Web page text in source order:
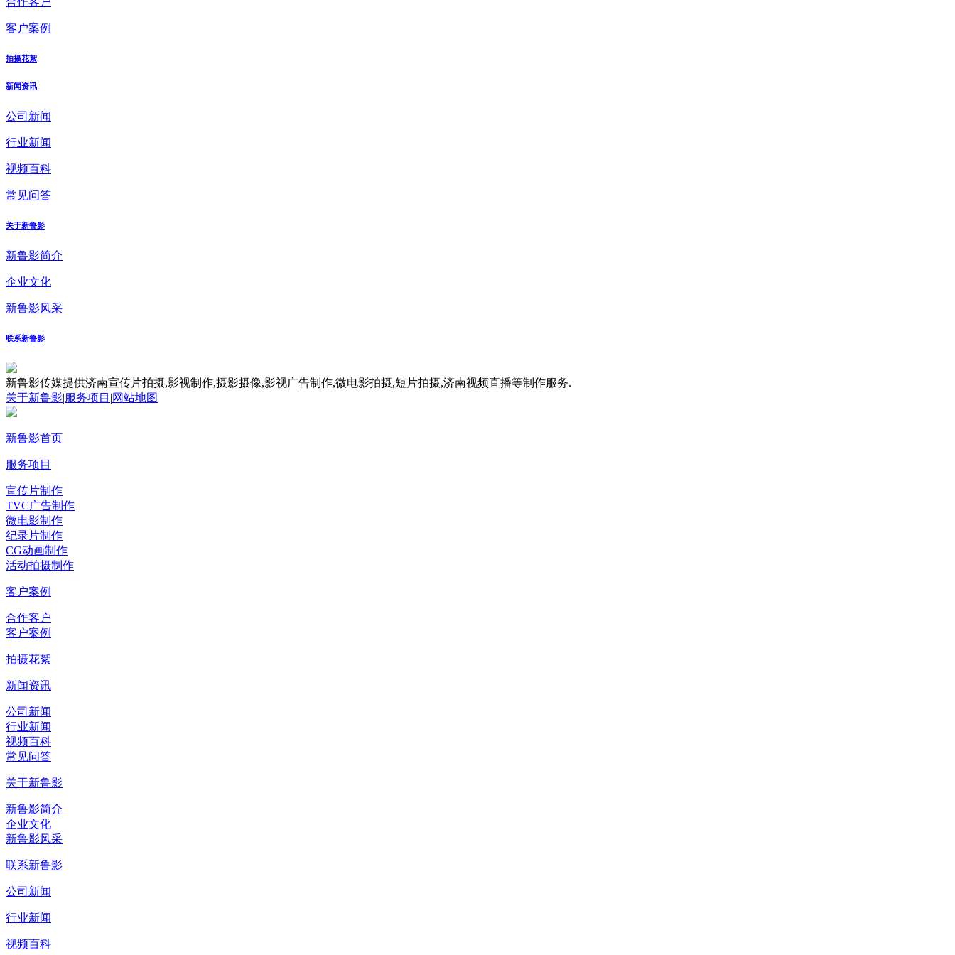
客户案例
拍摄花絮
新闻资讯
公司新闻
行业新闻
视频百科
常见问答
关于新鲁影
新鲁影简介
企业文化
新鲁影风采
联系新鲁影
新鲁影传媒提供济南宣传片拍摄,影视制作,摄影摄像,影视广告制作,微电影拍摄,短片拍摄,济南视频直播等制作服务.
关于新鲁影|服务项目 |网站地图
新鲁影首页
服务项目
宣传片制作
TVC广告制作
微电影制作
纪录片制作
CG动画制作
活动拍摄制作
客户案例
合作客户
客户案例
拍摄花絮
新闻资讯
公司新闻
行业新闻
视频百科
常见问答
关于新鲁影
新鲁影简介
企业文化
新鲁影风采
联系新鲁影
公司新闻
行业新闻
视频百科